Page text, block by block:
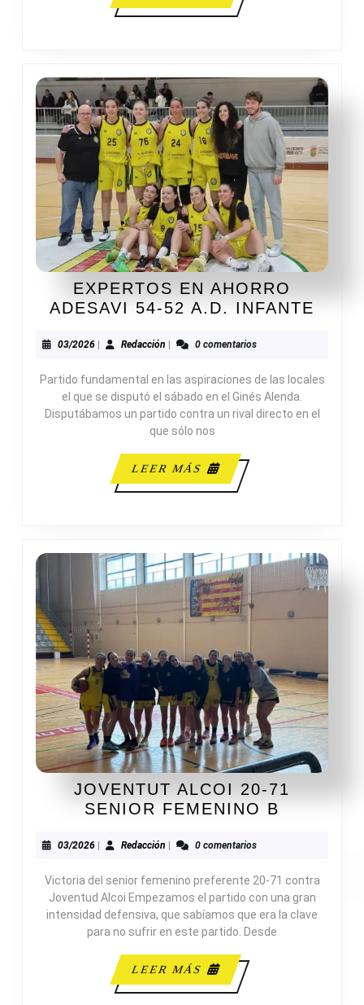
MÁS
EXPERTOS EN AHORRO
ADESAVI 54-52 A.D. INFANTE
54-
52
03/202603/2026RedacciónRedacción0 comentarios
Partido fundamental en las aspiraciones de las locales
el que se disputó el sábado en el Ginés Alenda.
Disputábamos un partido contra un rival directo en el
que sólo nos
LEER MÁS
LEER
MÁS
JOVENTUT ALCOI 20-71
SENIOR FEMENINO B
SENIOR
03/202603/2026RedacciónRedacción0 comentarios
Victoria del senior femenino preferente 20-71 contra
Joventud Alcoi Empezamos el partido con una gran
intensidad defensiva, que sabíamos que era la clave
para no sufrir en este partido. Desde
LEER MÁS
LEER
MÁS